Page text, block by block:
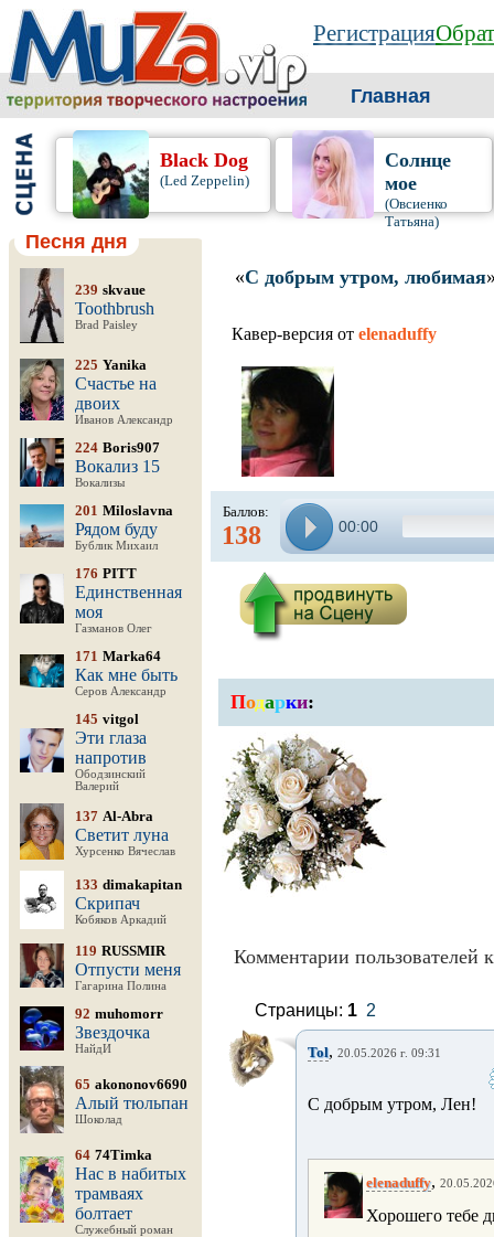
Регистрация
Главная
Black Dog
(Led Zeppelin)
Солнце
мое
(Овсиенко
Татьяна)
Песня дня
239 skvaue
Toothbrush
Brad Paisley
225 Yanika
Счастье на
двоих
Иванов Александр
224 Boris907
Вокализ 15
Вокализы
201 Miloslavna
Рядом буду
Бублик Михаил
176 PITT
Единственная
моя
Газманов Олег
171 Marka64
Как мне быть
Серов Александр
145 vitgol
Эти глаза
напротив
Ободзинский
Валерий
137 Al-Abra
Светит луна
Хурсенко Вячеслав
133 dimakapitan
Скрипач
Кобяков Аркадий
119 RUSSMIR
Отпусти меня
Гагарина Полина
92 muhomorr
Звездочка
НайдИ
65 akononov6690
Алый тюльпан
Шоколад
64 74Timka
Нас в набитых
трамваях
болтает
Служебный роман
«С добрым утром, любимая
Кавер-версия от elenaduffy
Баллов:
138 00:00
Подарки:
Комментарии пользователей
Страницы: 1 2
Tol, 20.05.2026 г. 09:31
С добрым утром, Лен!
elenaduffy,
Хорошего тебе